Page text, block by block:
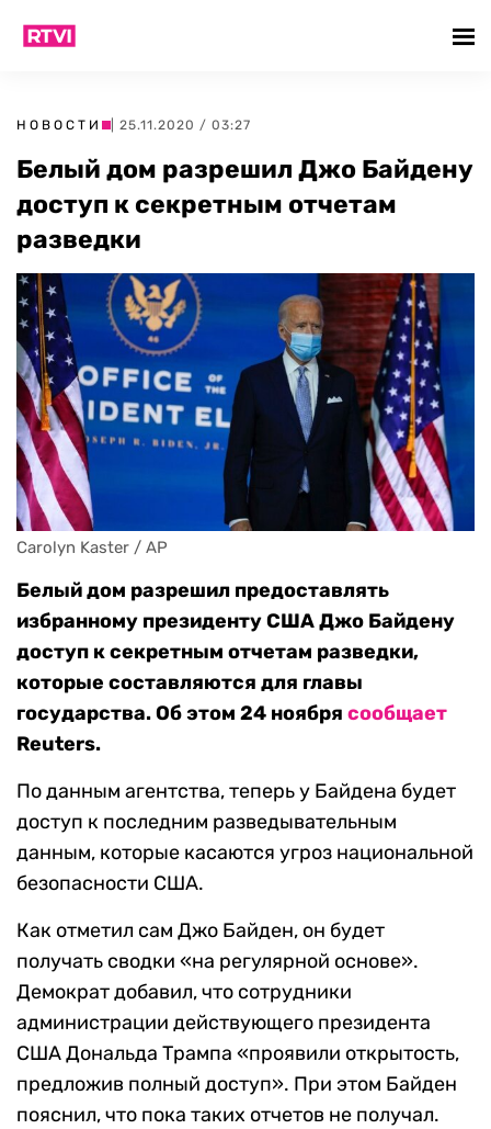
НОВОСТИ | 25.11.2020 / 03:27
Белый дом разрешил Джо Байдену
доступ к секретным отчетам
разведки
Carolyn Kaster / AP
Белый дом разрешил предоставлять
избранному президенту США Джо Байдену
доступ к секретным отчетам разведки,
которые составляются для главы
государства. Об этом 24 ноября сообщает
Reuters.
По данным агентства, теперь у Байдена будет
доступ к последним разведывательным
данным, которые касаются угроз национальной
безопасности США.
Как отметил сам Джо Байден, он будет
получать сводки «на регулярной основе».
Демократ добавил, что сотрудники
администрации действующего президента
США Дональда Трампа «проявили открытость,
предложив полный доступ». При этом Байден
пояснил, что пока таких отчетов не получал.